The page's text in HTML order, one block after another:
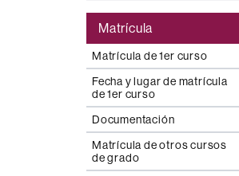
Matrícula
Matrícula de 1er curso
Fecha y lugar de matrícula
de 1er curso
Documentación
Matrícula de otros cursos
de grado